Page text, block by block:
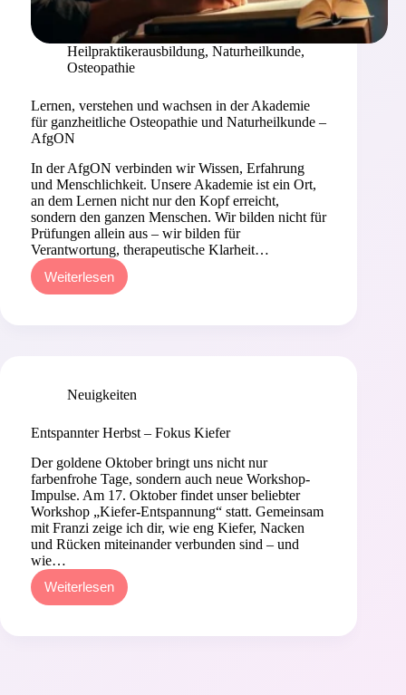
Heilpraktikerausbildung, Naturheilkunde,
Osteopathie
Lernen, verstehen und wachsen in der Akademie
für ganzheitliche Osteopathie und Naturheilkunde –
AfgON
In der AfgON verbinden wir Wissen, Erfahrung
und Menschlichkeit. Unsere Akademie ist ein Ort,
an dem Lernen nicht nur den Kopf erreicht,
sondern den ganzen Menschen. Wir bilden nicht für
Prüfungen allein aus – wir bilden für
Verantwortung, therapeutische Klarheit…
Weiterlesen
Lernen,
verstehen
für
ganzheitliche
und
–
AfgON
Neuigkeiten
Entspannter Herbst – Fokus Kiefer
Der goldene Oktober bringt uns nicht nur
farbenfrohe Tage, sondern auch neue Workshop-
Impulse. Am 17. Oktober findet unser beliebter
Workshop „Kiefer-Entspannung“ statt. Gemeinsam
mit Franzi zeige ich dir, wie eng Kiefer, Nacken
und Rücken miteinander verbunden sind – und
wie…
Weiterlesen
Entspannter
Herbst
Fokus